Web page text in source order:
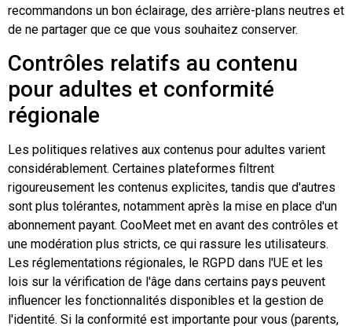
recommandons un bon éclairage, des arrière-plans neutres et
de ne partager que ce que vous souhaitez conserver.
Contrôles relatifs au contenu
pour adultes et conformité
régionale
Les politiques relatives aux contenus pour adultes varient
considérablement. Certaines plateformes filtrent
rigoureusement les contenus explicites, tandis que d'autres
sont plus tolérantes, notamment après la mise en place d'un
abonnement payant. CooMeet met en avant des contrôles et
une modération plus stricts, ce qui rassure les utilisateurs.
Les réglementations régionales, le RGPD dans l'UE et les
lois sur la vérification de l'âge dans certains pays peuvent
influencer les fonctionnalités disponibles et la gestion de
l'identité. Si la conformité est importante pour vous (parents,